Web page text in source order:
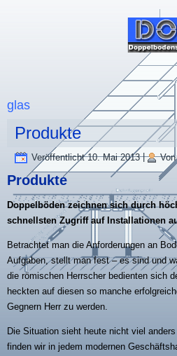
glas
Produkte
Veröffentlicht 10. Mai 2013| Von
Produkte
Doppelböden zeichnen sich durch
schnellsten Zugriff auf Installationen
Betrachtet man die Anforderungen an
Aufgaben, stellt man fest – es sind und
die römischen Herrscher bedienten sich
heckten auf diesen so manche
Gegnern Herr zu werden.
Die Situation sieht heute nicht viel
finden wir in jedem modernen